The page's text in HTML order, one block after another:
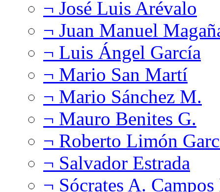
¬ José Luis Arévalo
¬ Juan Manuel
¬ Luis Ángel García
¬ Mario San Martí
¬ Mario Sánchez M.
¬ Mauro Benites G.
¬ Roberto Limón
¬ Salvador Estrada
¬ Sócrates A.